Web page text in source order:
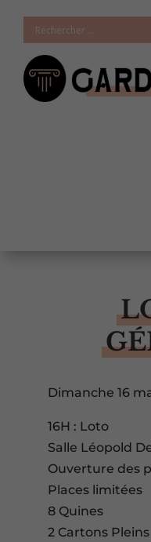
Dimanche 16
16H : Loto
Salle Léopold
Ouverture des
Places limitées
8 Quines
2 Cartons Pleins